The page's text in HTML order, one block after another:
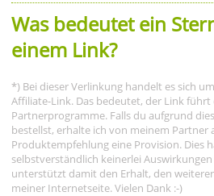
Was bedeutet ein
einem Link?
*) Bei dieser Verlinkung handelt es sich
Affiliate-Link. Das bedeutet, der Link
Partnerprogramme. Falls du aufgrund
bestellst, erhalte ich von meinem Partner
Produktempfehlung eine Provision. Dies
selbstverständlich keinerlei Auswirkungen
unterstützt damit den Erhalt, den
meiner Internetseite. Vielen Dank :-)